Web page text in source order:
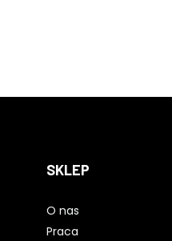
SKLEP
O nas
Praca